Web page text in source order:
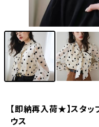
【即納再入荷★】スタ
ウス